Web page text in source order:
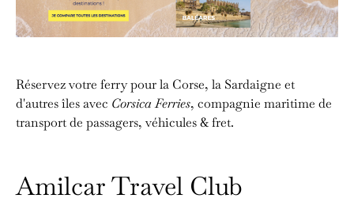
Réservez votre ferry pour la Corse, la Sardaigne et
d'autres îles avec Corsica Ferries, compagnie maritime de
transport de passagers, véhicules & fret.
Amilcar Travel Club